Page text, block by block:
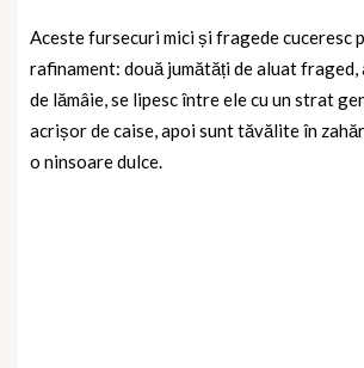
Aceste fursecuri mici și fragede cuceresc
rafinament: două jumătăți de aluat fraged,
de lămâie, se lipesc între ele cu un strat
acrișor de caise, apoi sunt tăvălite în
o ninsoare dulce.